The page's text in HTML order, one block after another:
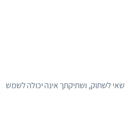
לשתוק, ושתיקתך אינה יכולה לשמש